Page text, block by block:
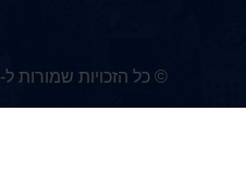
© כל הזכויות שמורות ל-NTD-TV ישראל בע״מ